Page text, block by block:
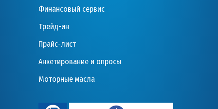
Финансовый сервис
Трейд-ин
Прайс-лист
Анкетирование и опросы
Моторные масла